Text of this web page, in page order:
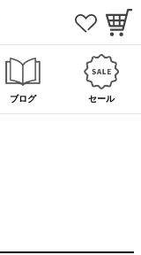
ブログ セール